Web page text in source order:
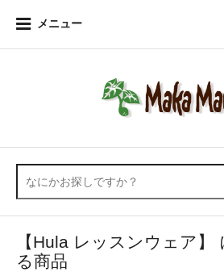
メニュー
【Hula レッスンウェア】
る商品